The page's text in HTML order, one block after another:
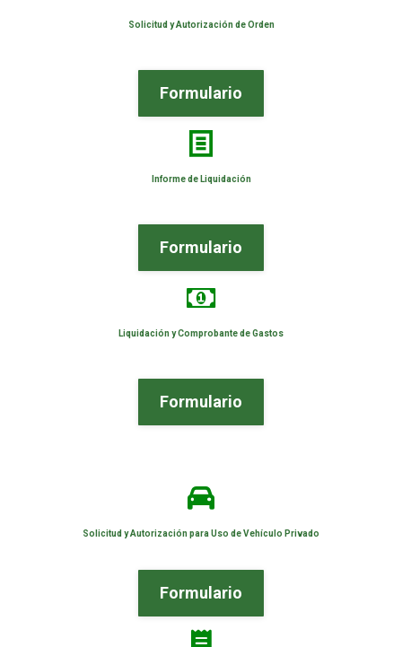
Solicitud y Autorización de Orden
Formulario
Informe de Liquidación
Formulario
Liquidación y Comprobante de Gastos
Formulario
Solicitud y Autorización para Uso de Vehículo Privado
Formulario